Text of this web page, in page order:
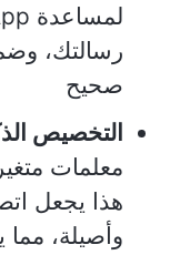
رسالتك،
صحيح
التخصيص
معلمات
هذا يجعل
وأصيلة،